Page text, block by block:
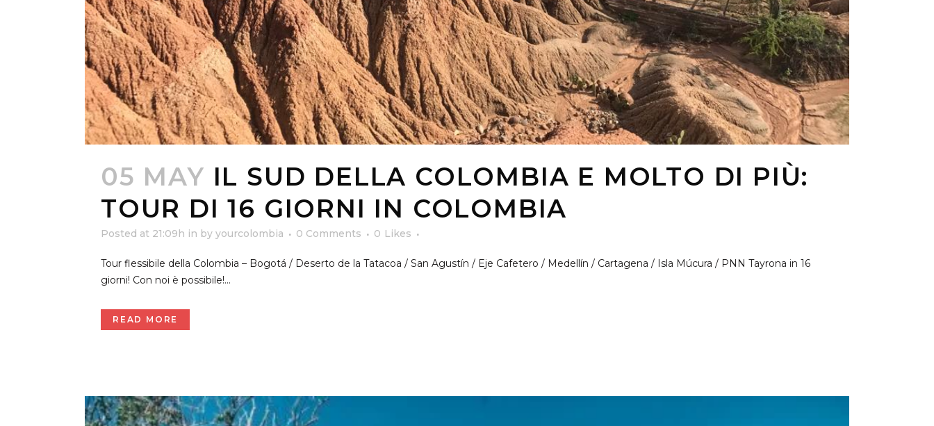
05 MAY IL SUD DELLA COLOMBIA E MOLTO DI PIÙ:
TOUR DI 16 GIORNI IN COLOMBIA
Posted at 21:09h in by yourcolombia 0 Comments 0 Likes
Tour flessibile della Colombia – Bogotá / Deserto de la Tatacoa / San Agustín / Eje Cafetero / Medellín / Cartagena / Isla Múcura / PNN Tayrona in 16
giorni! Con noi è possibile!...
READ MORE